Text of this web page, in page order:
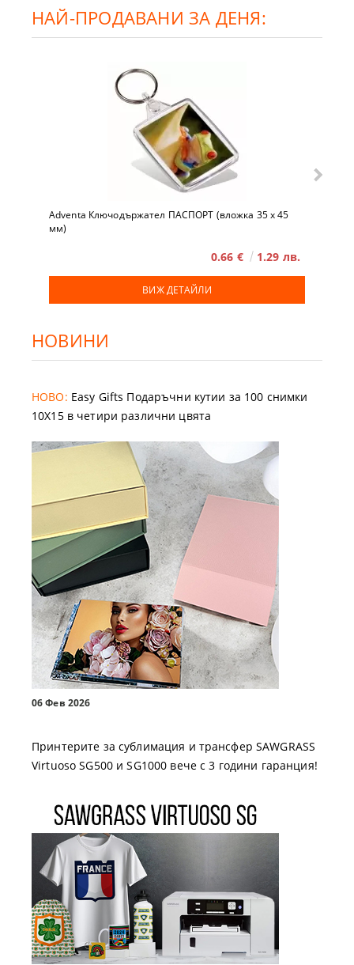
НАЙ-ПРОДАВАНИ ЗА ДЕНЯ:
Adventa Ключодържател ПАСПОРТ (вложка 35 x 45
мм)
0.66 € 1.29 лв.
ВИЖ ДЕТАЙЛИ
НОВИНИ
НОВО: Easy Gifts Подаръчни кутии за 100 снимки
10X15 в четири различни цвята
06 Фев 2026
Принтерите за сублимация и трансфер SAWGRASS
Virtuoso SG500 и SG1000 вече с 3 години гаранция!